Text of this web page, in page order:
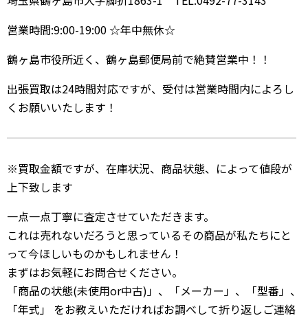
営業時間:9:00-19:00 ☆年中無休☆
鶴ヶ島市役所近く、鶴ヶ島郵便局前で絶賛営業中！！
出張買取は24時間対応ですが、受付は営業時間内によろし
くお願いいたします！
※買取金額ですが、在庫状況、商品状態、によって値段が
上下致します
一点一点丁寧に査定させていただきます。
これは売れないだろうと思っているその商品が私たちにと
って今ほしいものかもしれません！
まずはお気軽にお問合せください。
「商品の状態(未使用or中古)」、「メーカー」、「型番」、
「年式」 をお教えいただければお調べして折り返しご連絡